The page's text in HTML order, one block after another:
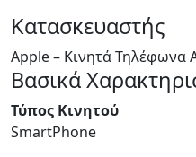
Κατασκευαστής
Apple – Κινητά Τηλέφωνα
Βασικά
Τύπος Κινητού
SmartPhone